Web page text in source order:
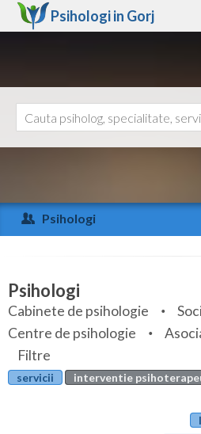
Psihologi in Gorj
Arad
Arges
Bihor
Bistrita-Nasaud
Botosani
Ajutor
Psihologi
Specialitati
Servicii
Articole
Evenimente
Psihologi
Cabinete de psihologie
Centre de psihologie
Filtre
servicii
interventie